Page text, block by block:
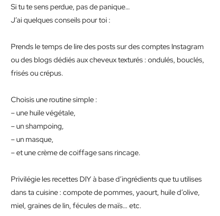
Si tu te sens perdue, pas de panique…
J’ai quelques conseils pour toi :
Prends le temps de lire des posts sur des comptes Instagram
ou des blogs dédiés aux cheveux texturés : ondulés, bouclés,
frisés ou crépus.
Choisis une routine simple :
– une huile végétale,
– un shampoing,
– un masque,
– et une crème de coiffage sans rincage.
Privilégie les recettes DIY à base d’ingrédients que tu utilises
dans ta cuisine : compote de pommes, yaourt, huile d’olive,
miel, graines de lin, fécules de maïs… etc.